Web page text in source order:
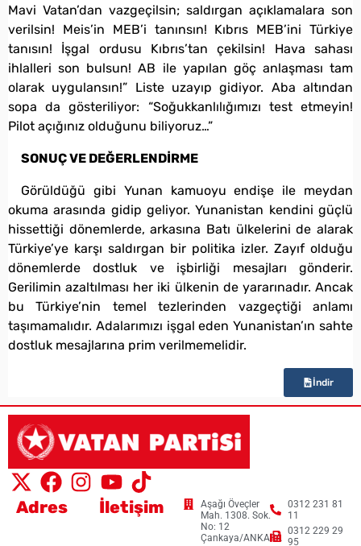
Mavi Vatan’dan vazgeçilsin; saldırgan açıklamalara son
verilsin! Meis’in MEB’i tanınsın! Kıbrıs MEB’ini Türkiye
tanısın! İşgal ordusu Kıbrıs’tan çekilsin! Hava sahası
ihlalleri son bulsun! AB ile yapılan göç anlaşması tam
olarak uygulansın!” Liste uzayıp gidiyor. Aba altından
sopa da gösteriliyor: “Soğukkanlılığımızı test etmeyin!
Pilot açığınız olduğunu biliyoruz…”
SONUÇ VE DEĞERLENDİRME
Görüldüğü gibi Yunan kamuoyu endişe ile meydan
okuma arasında gidip geliyor. Yunanistan kendini güçlü
hissettiği dönemlerde, arkasına Batı ülkelerini de alarak
Türkiye’ye karşı saldırgan bir politika izler. Zayıf olduğu
dönemlerde dostluk ve işbirliği mesajları gönderir.
Gerilimin azaltılması her iki ülkenin de yararınadır. Ancak
bu Türkiye’nin temel tezlerinden vazgeçtiği anlamı
taşımamalıdır. Adalarımızı işgal eden Yunanistan’ın sahte
dostluk mesajlarına prim verilmemelidir.
İndir
Adres
Aşağı Öveçler
Mah. 1308. Sok.
No: 12
Çankaya/ANKARA
İletişim
0312 231 81
11
0312 229 29
95